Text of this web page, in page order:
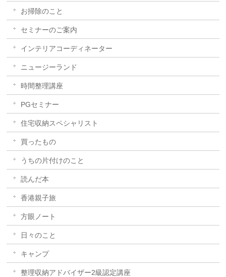
お掃除のこと
セミナーのご案内
インテリアコーディネーター
ニュージーランド
時間整理講座
PGセミナー
住宅収納スペシャリスト
買ったもの
うちの片付けのこと
読んだ本
香港親子旅
方眼ノート
日々のこと
キャンプ
整理収納アドバイザー2級認定講座